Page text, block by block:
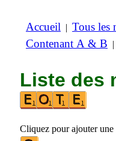
Accueil | Tous les
Contenant A & B |
Liste des
Cliquez pour ajouter